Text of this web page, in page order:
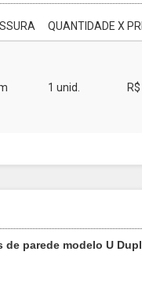
QUANTIDADE X
1 unid.
parede modelo U